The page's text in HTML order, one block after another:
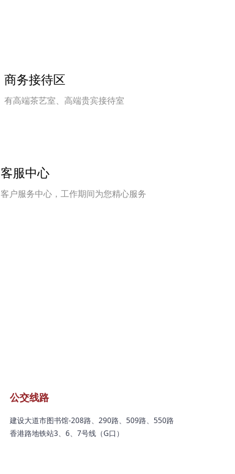
公交线路
建设大道市图书馆-208路、290路、509路、550路
香港路地铁站3、6、7号线（G口）
商务接待区
有高端茶艺室、高端贵宾接待室
客服中心
客户服务中心，工作期间为您精心服务